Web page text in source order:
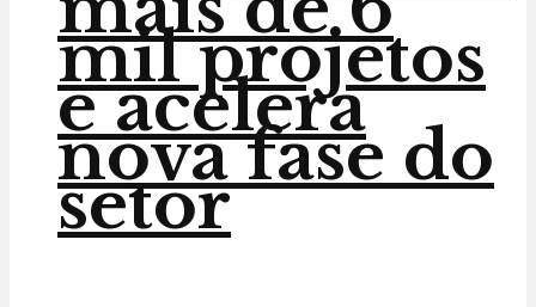
mil projetos
e acelera
nova fase do
setor